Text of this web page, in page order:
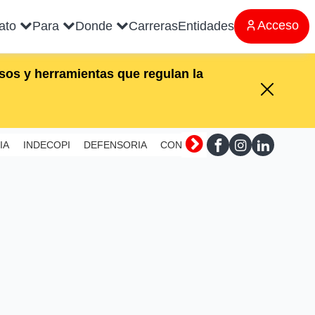
Para Donde CarrerasEntidades Acceso
y herramientas que regulan la
INDECOPI DEFENSORIA CONTRALORIA SUNAFIL